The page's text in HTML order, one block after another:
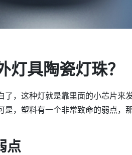
灯具陶瓷灯珠？
，这种灯就是靠里面的小芯片来
，塑料有一个非常致命的弱点，
点